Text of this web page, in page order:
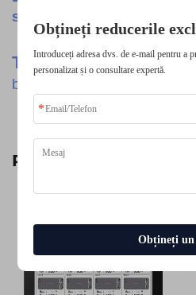
să ne contactați.
TSD -Ofere Cele Mai Bune
bune servicii.
Produse conexe
Obțineți reducerile
Introduceți adresa dvs. de e-mail pentru a
personalizat și o consultare expertă.
Obțineți